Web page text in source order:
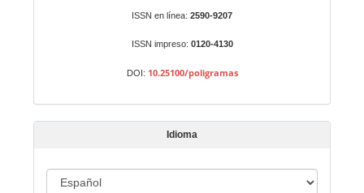
t
í
ISSN en línea: 2590-9207
ISSN impreso: 0120-4130
DOI: 10.25100/poligramas
Idioma